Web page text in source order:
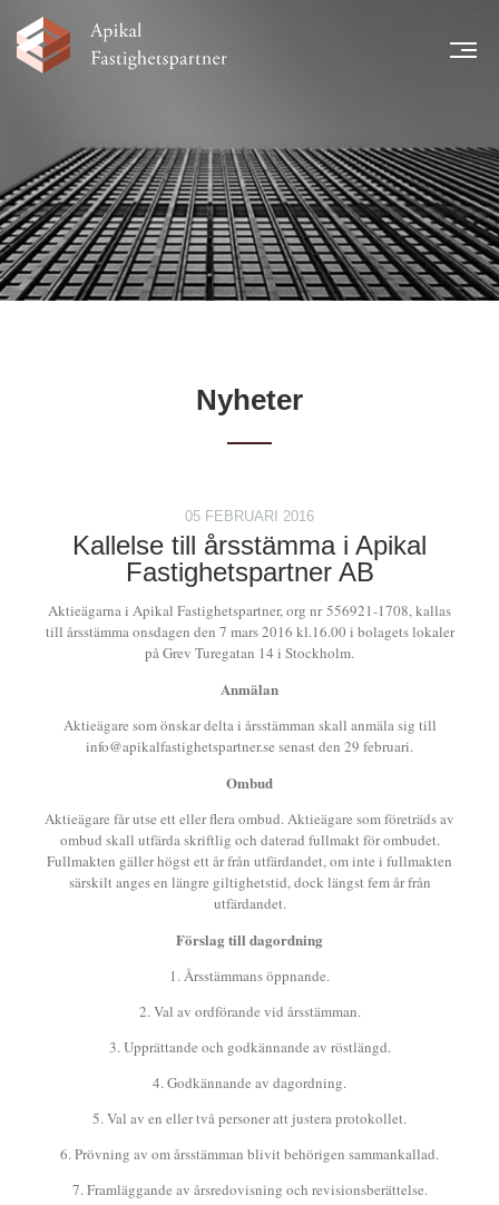
NYHETER
LÅNTAGARE
TEAM
LEGAL INFORMATION
FINANSIELL INFORMATION
Nyheter
05 FEBRUARI 2016
Kallelse till årsstämma i Apikal
Fastighetspartner AB
Aktieägarna i Apikal Fastighetspartner, org nr556921-1708, kallas
till årsstämma onsdagen den 7 mars 2016 kl.16.00 i bolagets lokaler
på Grev Turegatan 14 i Stockholm.
Anmälan
Aktieägare som önskar delta i årsstämman skall anmäla sig till
info@apikalfastighetspartner.se senast den 29 februari.
Ombud
Aktieägare får utse ett eller flera ombud. Aktieägare som företräds av
ombud skall utfärda skriftlig och daterad fullmakt för ombudet.
Fullmakten gäller högst ett år från utfärdandet, om inte i fullmakten
särskilt anges en längre giltighetstid, dock längst fem år från
utfärdandet.
Förslag till dagordning
1. Årsstämmans öppnande.
2. Val av ordförande vid årsstämman.
3. Upprättande och godkännande av röstlängd.
4. Godkännande av dagordning.
5. Val av en eller två personer att justera protokollet.
6. Prövning av om årsstämman blivit behörigen sammankallad.
7. Framläggande av årsredovisning och revisionsberättelse.